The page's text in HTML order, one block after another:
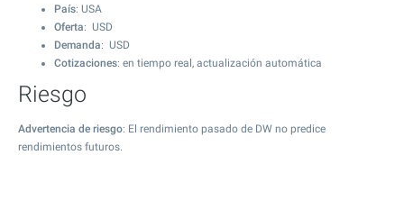
País: USA
Oferta: USD
Demanda: USD
Cotizaciones: en tiempo real, actualización automática
Riesgo
Advertencia de riesgo: El rendimiento pasado de DW no predice
rendimientos futuros.